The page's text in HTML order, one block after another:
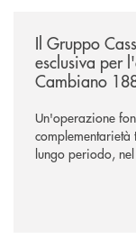
Il Gruppo
esclusiva per
Cambiano
Un'operazione
lungo periodo,
negoziazione